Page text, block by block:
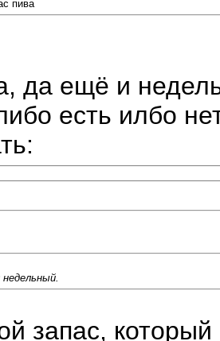
пива
да ещё и
есть илбо
запас,